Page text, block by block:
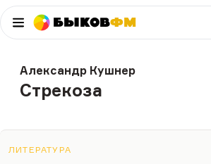
БыковФМ
Александр Кушнер
Стрекоза
ЛИТЕРАТУРА